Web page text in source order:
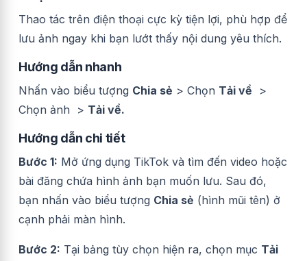
Thao tác trên điện thoại cực kỳ tiện lợi, phù hợp để
lưu ảnh ngay khi bạn lướt thấy nội dung yêu thích.
Hướng dẫn nhanh
Nhấn vào biểu tượng Chia sẻ > Chọn Tải về >
Chọn ảnh > Tải về.
Hướng dẫn chi tiết
Bước 1: Mở ứng dụng TikTok và tìm đến video hoặc
bài đăng chứa hình ảnh bạn muốn lưu. Sau đó,
bạn nhấn vào biểu tượng Chia sẻ (hình mũi tên) ở
cạnh phải màn hình.
Bước 2: Tại bảng tùy chọn hiện ra, chọn mục Tải